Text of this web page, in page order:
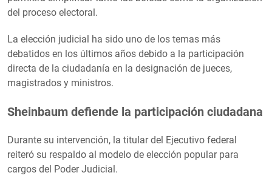
del proceso electoral.
La elección judicial ha sido uno de los temas más
debatidos en los últimos años debido a la participación
directa de la ciudadanía en la designación de jueces,
magistrados y ministros.
Sheinbaum defiende la participación ciudadana
Durante su intervención, la titular del Ejecutivo federal
reiteró su respaldo al modelo de elección popular para
cargos del Poder Judicial.